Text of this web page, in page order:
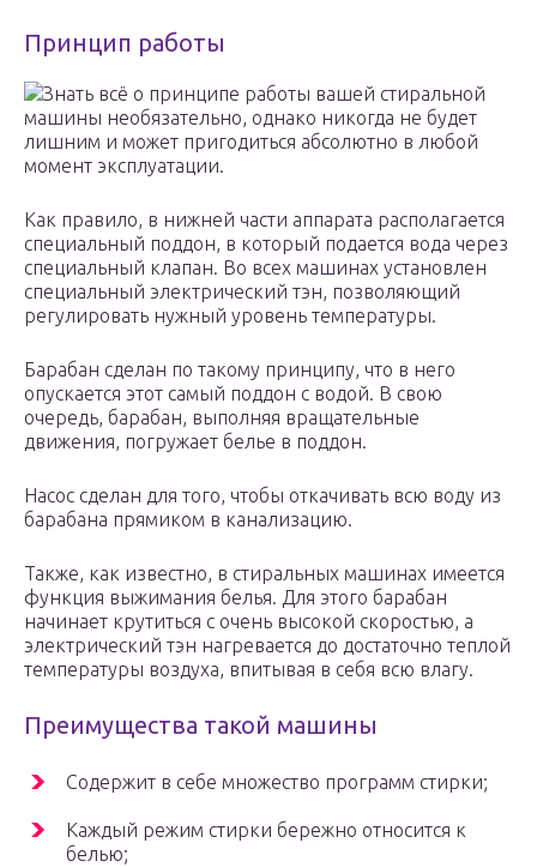
Принцип работы
Знать всё о принципе работы вашей стиральной
машины необязательно, однако никогда не будет
лишним и может пригодиться абсолютно в любой
момент эксплуатации.
Как правило, в нижней части аппарата располагается
специальный поддон, в который подается вода через
специальный клапан. Во всех машинах установлен
специальный электрический тэн, позволяющий
регулировать нужный уровень температуры.
Барабан сделан по такому принципу, что в него
опускается этот самый поддон с водой. В свою
очередь, барабан, выполняя вращательные
движения, погружает белье в поддон.
Насос сделан для того, чтобы откачивать всю воду из
барабана прямиком в канализацию.
Также, как известно, в стиральных машинах имеется
функция выжимания белья. Для этого барабан
начинает крутиться с очень высокой скоростью, а
электрический тэн нагревается до достаточно теплой
температуры воздуха, впитывая в себя всю влагу.
Преимущества такой машины
Содержит в себе множество программ стирки;
Каждый режим стирки бережно относится к
белью;